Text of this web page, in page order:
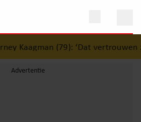
‘Dat vertrouwen zal ik nooit